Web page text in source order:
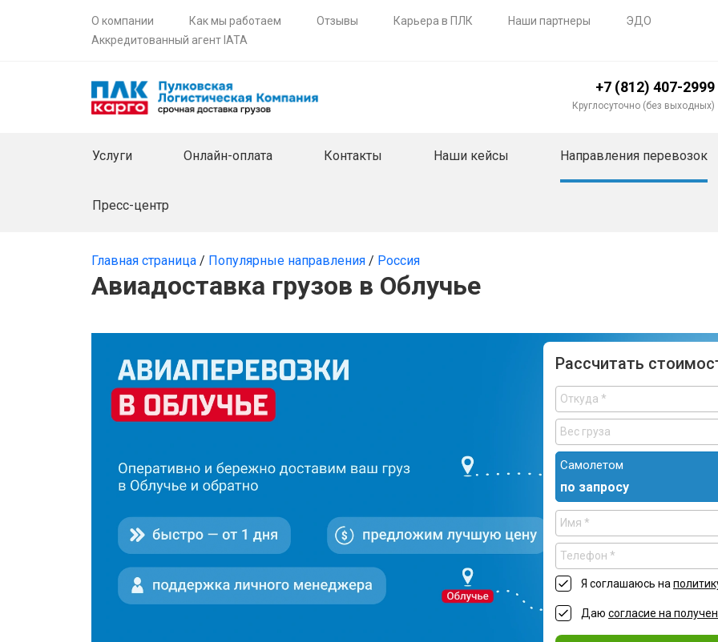
О компании Как мы работаем Отзывы Карьера в ПЛК Наши партнеры
ЭДО
Аккредитованный агент IATA
+7 (812) 407-2999
Круглосуточно (без выходных)
Услуги Онлайн-оплата Контакты Наши кейсы Направления перевозок
Пресс-центр
Главная страница / Популярные направления / Россия
Авиадоставка грузов в Облучье
Рассчитать
Самолетом
по запросу
Я соглашаюсь на
Даю согласие на